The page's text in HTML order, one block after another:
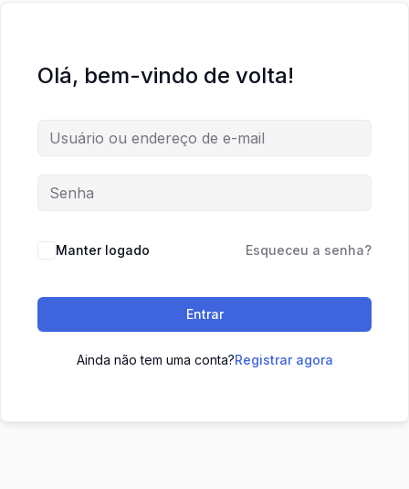
Olá, bem-vindo de volta!
Manter logado Esqueceu a senha?
Entrar
Ainda não tem uma conta?Registrar agora